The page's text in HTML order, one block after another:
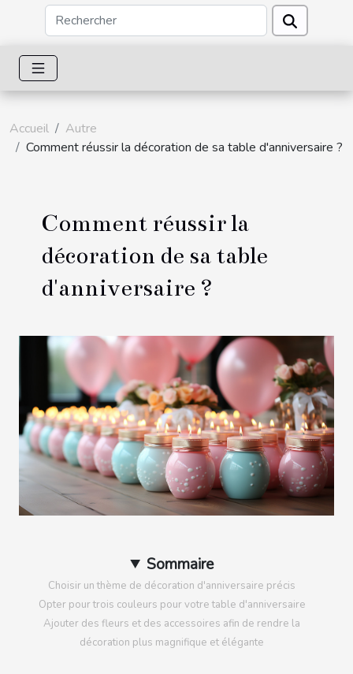
Accueil
Autre
Comment réussir la décoration de sa table d'anniversaire ?
Comment réussir la
décoration de sa table
d'anniversaire ?
Sommaire
Choisir un thème de décoration d'anniversaire précis
Opter pour trois couleurs pour votre table d'anniversaire
Ajouter des fleurs et des accessoires afin de rendre la
décoration plus magnifique et élégante